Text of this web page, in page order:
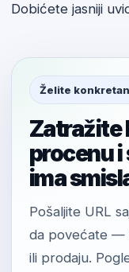
Dobićete jasniji
Želite konkretan
Zatražite
procenu
ima
Pošaljite URL
da povećate —
ili prodaju.